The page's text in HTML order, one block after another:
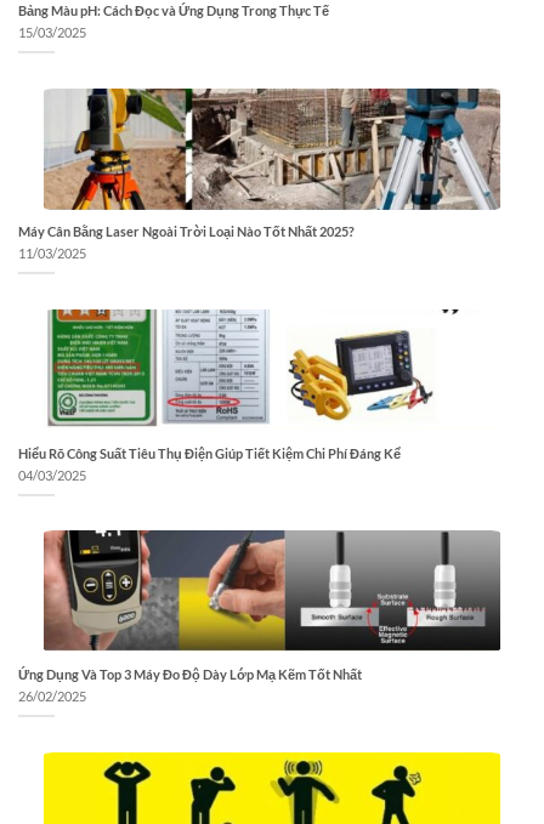
Bảng Màu pH: Cách Đọc và Ứng Dụng Trong Thực Tế
15/03/2025
Máy Cân Bằng Laser Ngoài Trời Loại Nào Tốt Nhất 2025?
11/03/2025
Hiểu Rõ Công Suất Tiêu Thụ Điện Giúp Tiết Kiệm Chi Phí Đáng Kể
04/03/2025
Ứng Dụng Và Top 3 Máy Đo Độ Dày Lớp Mạ Kẽm Tốt Nhất
26/02/2025